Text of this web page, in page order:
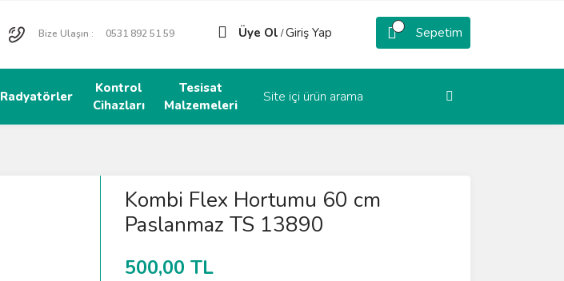
Bize Ulaşın : 0531 892 51 59 Üye Ol /Giriş Yap Sepetim
Radyatörler
Kontrol
Cihazları
Tesisat
Malzemeleri
Kombi Flex Hortumu 60 cm
Paslanmaz TS 13890
500,00 TL